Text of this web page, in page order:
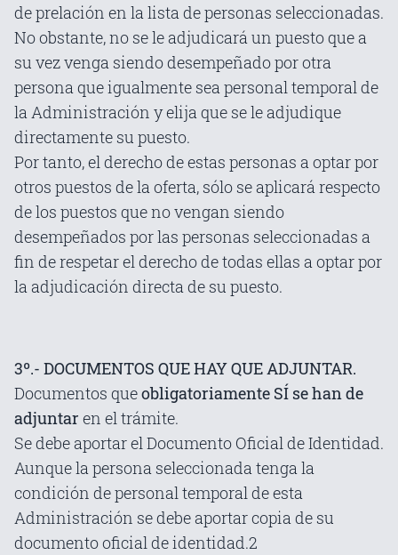
de prelación en la lista de personas seleccionadas.
No obstante, no se le adjudicará un puesto que a
su vez venga siendo desempeñado por otra
persona que igualmente sea personal temporal de
la Administración y elija que se le adjudique
directamente su puesto.
Por tanto, el derecho de estas personas a optar por
otros puestos de la oferta, sólo se aplicará respecto
de los puestos que no vengan siendo
desempeñados por las personas seleccionadas a
fin de respetar el derecho de todas ellas a optar por
la adjudicación directa de su puesto.
3º.- DOCUMENTOS QUE HAY QUE ADJUNTAR.
Documentos queobligatoriamente SÍ se han de
adjuntar en el trámite.
Se debe aportar el Documento Oficial de Identidad.
Aunque la persona seleccionada tenga la
condición de personal temporal de esta
Administración se debe aportar copia de su
documento oficial de identidad.2